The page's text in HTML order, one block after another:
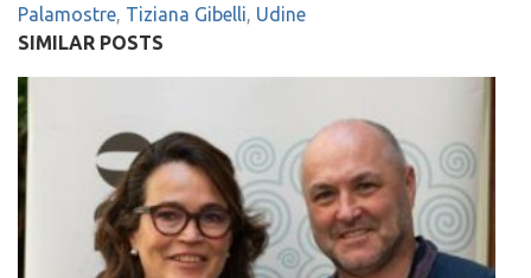
Palamostre, Tiziana Gibelli, Udine
SIMILAR POSTS